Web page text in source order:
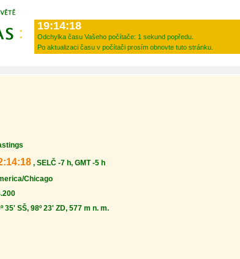
19:14:18
Odchylka času Vašeho počítače: 1 sekund popředu.
Po aktualizaci času v počítači prosím obnovte tuto stránku.
, SELČ -7 h, GMT -5 h
Chicago
35' SŠ, 98º 23' ZD, 577 m n. m.